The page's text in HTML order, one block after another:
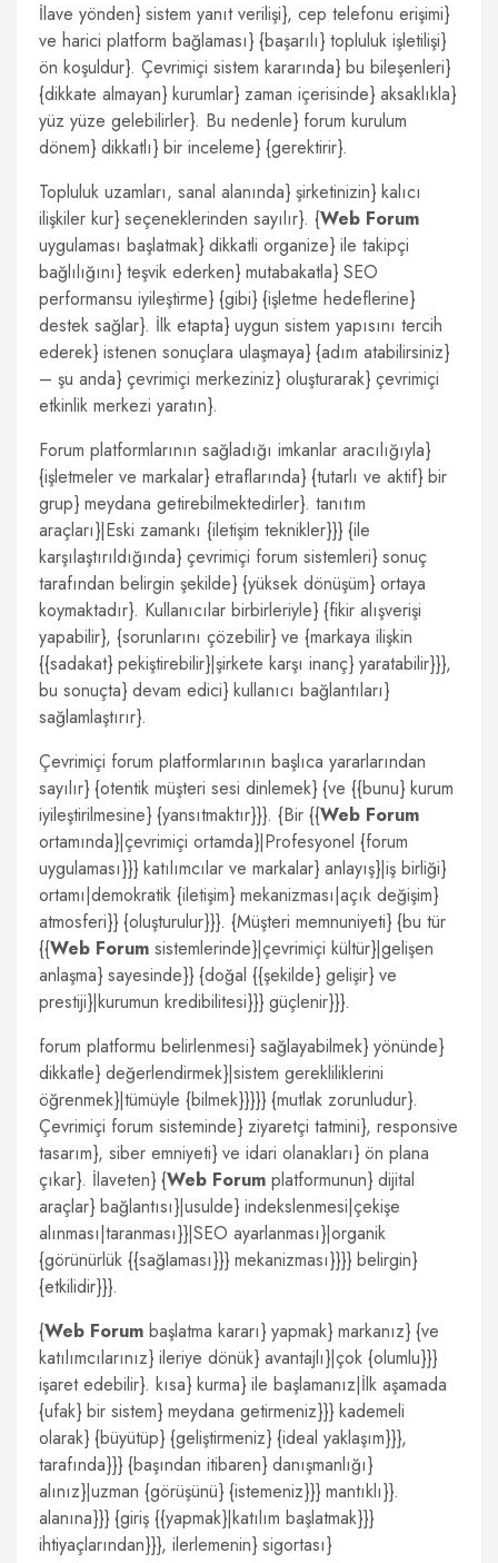
İlave yönden} sistem yanıt verilişi}, cep telefonu erişimi}
ve harici platform bağlaması} {başarılı} topluluk işletilişi}
ön koşuldur}. Çevrimiçi sistem kararında} bu bileşenleri}
{dikkate almayan} kurumlar} zaman içerisinde} aksaklıkla}
yüz yüze gelebilirler}. Bu nedenle} forum kurulum
dönem} dikkatlı} bir inceleme} {gerektirir}.
Topluluk uzamları, sanal alanında} şirketinizin} kalıcı
ilişkiler kur} seçeneklerinden sayılır}. {Web Forum
uygulaması başlatmak} dikkatli organize} ile takipçi
bağlılığını} teşvik ederken} mutabakatla} SEO
performansu iyileştirme} {gibi} {işletme hedeflerine}
destek sağlar}. İlk etapta} uygun sistem yapısını tercih
ederek} istenen sonuçlara ulaşmaya} {adım atabilirsiniz}
– şu anda} çevrimiçi merkeziniz} oluşturarak} çevrimiçi
etkinlik merkezi yaratın}.
Forum platformlarının sağladığı imkanlar aracılığıyla}
{işletmeler ve markalar} etraflarında} {tutarlı ve aktif} bir
grup} meydana getirebilmektedirler}. tanıtım
araçları}|Eski zamankı {iletişim teknikler}}} {ile
karşılaştırıldığında} çevrimiçi forum sistemleri} sonuç
tarafından belirgin şekilde} {yüksek dönüşüm} ortaya
koymaktadır}. Kullanıcılar birbirleriyle} {fikir alışverişi
yapabilir}, {sorunlarını çözebilir} ve {markaya ilişkin
{{sadakat} pekiştirebilir}|şirkete karşı inanç} yaratabilir}}},
bu sonuçta} devam edici} kullanıcı bağlantıları}
sağlamlaştırır}.
Çevrimiçi forum platformlarının başlıca yararlarından
sayılır} {otentik müşteri sesi dinlemek} {ve {{bunu} kurum
iyileştirilmesine} {yansıtmaktır}}}. {Bir {{Web Forum
ortamında}|çevrimiçi ortamda}|Profesyonel {forum
uygulaması}}} katılımcılar ve markalar} anlayış}|iş birliği}
ortamı|demokratik {iletişim} mekanizması|açık değişim}
atmosferi}} {oluşturulur}}}. {Müşteri memnuniyeti} {bu tür
{{Web Forum sistemlerinde}|çevrimiçi kültür}|gelişen
anlaşma} sayesinde}} {doğal {{şekilde} gelişir} ve
prestiji}|kurumun kredibilitesi}}} güçlenir}}}.
forum platformu belirlenmesi} sağlayabilmek} yönünde}
dikkatle} değerlendirmek}|sistem gerekliliklerini
öğrenmek}|tümüyle {bilmek}}}}} {mutlak zorunludur}.
Çevrimiçi forum sisteminde} ziyaretçi tatmini}, responsive
tasarım}, siber emniyeti} ve idari olanakları} ön plana
çıkar}. İlaveten} {Web Forum platformunun} dijital
araçlar} bağlantısı}|usulde} indekslenmesi|çekişe
alınması|taranması}}|SEO ayarlanması}|organik
{görünürlük {{sağlaması}}} mekanizması}}}} belirgin}
{etkilidir}}}.
{Web Forum başlatma kararı} yapmak} markanız} {ve
katılımcılarınız} ileriye dönük} avantajlı}|çok {olumlu}}}
işaret edebilir}. kısa} kurma} ile başlamanız|İlk aşamada
{ufak} bir sistem} meydana getirmeniz}}} kademeli
olarak} {büyütüp} {geliştirmeniz} {ideal yaklaşım}}},
tarafında}}} {başından itibaren} danışmanlığı}
alınız}|uzman {görüşünü} {istemeniz}}} mantıklı}}.
alanına}}} {giriş {{yapmak}|katılım başlatmak}}}
ihtiyaçlarından}}}, ilerlemenin} sigortası}